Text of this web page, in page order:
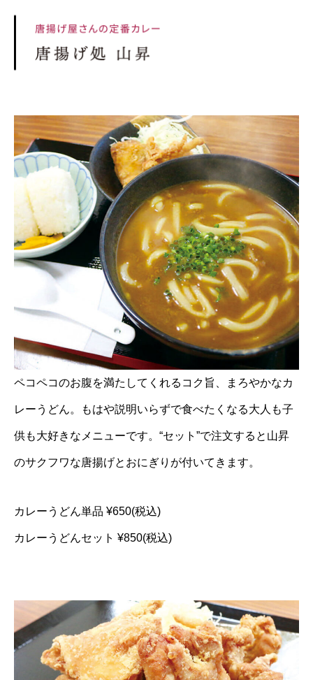
ペコペコのお腹を満たしてくれるコク旨、まろやかなカ
レーうどん。もはや説明いらずで食べたくなる大人も子
供も大好きなメニューです。“セット”で注文すると山昇
のサクフワな唐揚げとおにぎりが付いてきます。
カレーうどん単品 ¥650(税込)
カレーうどんセット ¥850(税込)